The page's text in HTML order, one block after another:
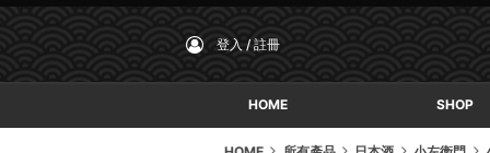
登入 / 註冊
HOME SHOP